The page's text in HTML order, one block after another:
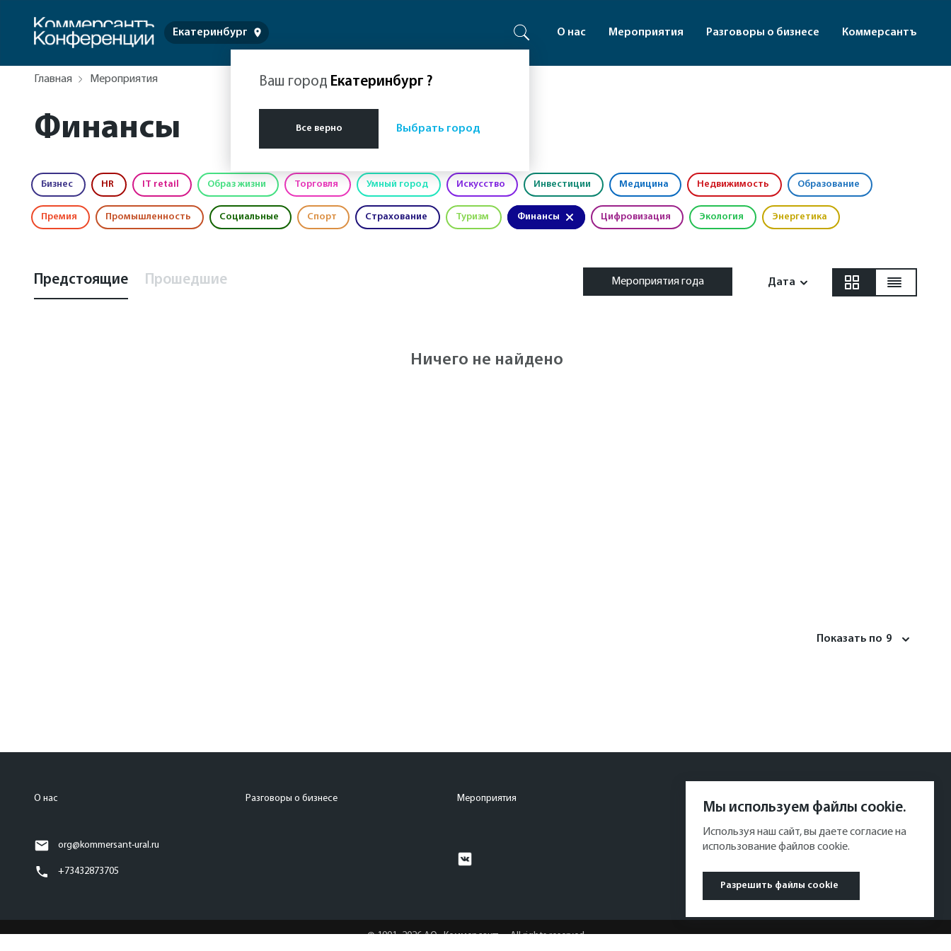
Екатеринбург О нас Мероприятия Разговоры о бизнесе Коммерсантъ
Ваш город Екатеринбург ?
Все верно Выбрать город
Главная Мероприятия
Финансы
Бизнес HR IT retail Образ жизни Торговля Умный город Искусство Инвестиции Медицина Недвижимость Образование
Премия Промышленность Социальные Спорт Страхование Туризм Финансы Цифровизация Экология Энергетика
Предстоящие Прошедшие Дата
Мероприятия года
Ничего не найдено
Показать по 9
О нас Разговоры о бизнесе Мероприятия
org@kommersant-ural.ru
+73432873705
© 1991–2026 АО «Коммерсантъ». All rights reserved
Мы используем файлы cookie.
Используя наш сайт, вы даете согласие на
использование файлов cookie.
Разрешить файлы cookie